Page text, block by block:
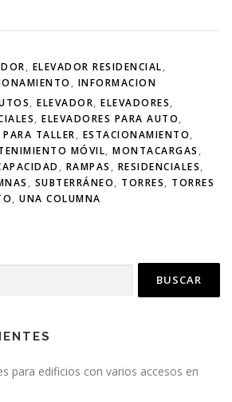
, ELEVADOR RESIDENCIAL,
, INFORMACION
, ELEVADOR, ELEVADORES,
, ELEVADORES PARA AUTO,
TALLER, ESTACIONAMIENTO,
MÓVIL, MONTACARGAS,
, RAMPAS, RESIDENCIALES,
, SUBTERRÁNEO, TORRES, TORRES
, UNA COLUMNA
para edificios con varios accesos en